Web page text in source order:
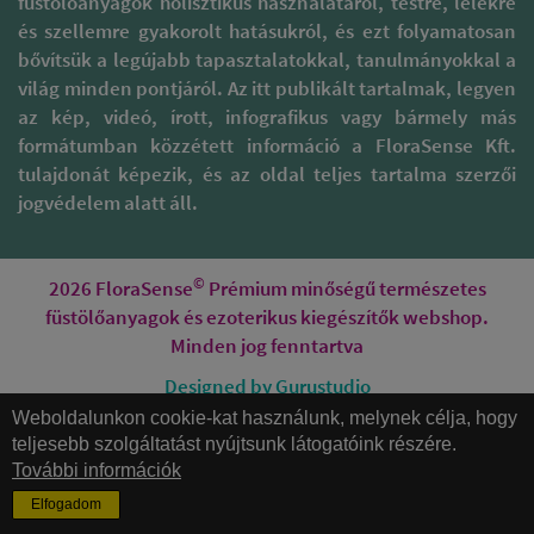
Érdekes részlet továbbá,
hogy a ruhák
és szellemre gyakorolt hatásukról, és ezt folyamatosan
bővítsük a legújabb tapasztalatokkal, tanulmányokkal a
világ minden pontjáról. Az itt publikált tartalmak, legyen
az kép, videó, írott, infografikus vagy bármely más
formátumban közzétett információ a FloraSense Kft.
tulajdonát képezik, és az oldal teljes tartalma szerzői
jogvédelem alatt áll.
2026 FloraSense© Prémium minőségű természetes
füstölőanyagok és ezoterikus kiegészítők webshop.
Minden jog fenntartva
Designed by Gurustudio
Honlapkészítés
Weboldalunkon cookie-kat használunk, melynek célja, hogy
teljesebb szolgáltatást nyújtsunk látogatóink részére.
További információk
Elfogadom